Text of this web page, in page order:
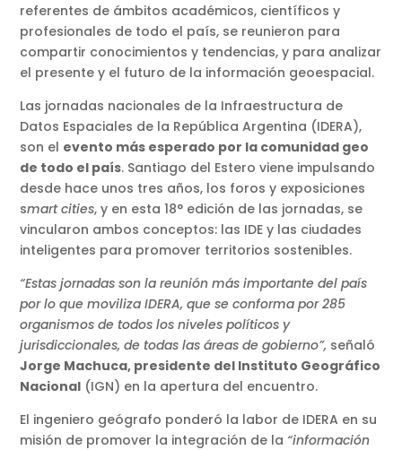
referentes de ámbitos académicos, científicos y
profesionales de todo el país, se reunieron para
compartir conocimientos y tendencias, y para analizar
el presente y el futuro de la información geoespacial.
Las jornadas nacionales de la Infraestructura de
Datos Espaciales de la República Argentina (IDERA),
son el evento más esperado por la comunidad geo
de todo el país. Santiago del Estero viene impulsando
desde hace unos tres años, los foros y exposiciones
smart cities, y en esta 18° edición de las jornadas, se
vincularon ambos conceptos: las IDE y las ciudades
inteligentes para promover territorios sostenibles.
“Estas jornadas son la reunión más importante del país
por lo que moviliza IDERA, que se conforma por 285
organismos de todos los niveles políticos y
jurisdiccionales, de todas las áreas de gobierno”, señaló
Jorge Machuca, presidente del Instituto Geográfico
Nacional (IGN) en la apertura del encuentro.
El ingeniero geógrafo ponderó la labor de IDERA en su
misión de promover la integración de la “información